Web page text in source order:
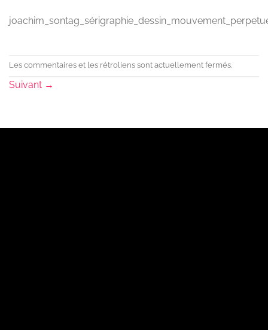
Les commentaires et les rétroliens sont actuellement fermés.
Suivant →